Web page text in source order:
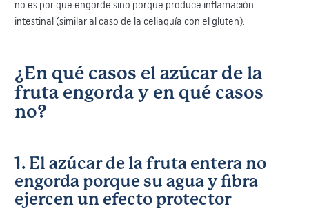
no es por que engorde sino porque produce inflamación
intestinal (similar al caso de la celiaquía con el gluten).
¿En qué casos el azúcar de la
fruta engorda y en qué casos
no?
1. El azúcar de la fruta entera no
engorda porque su agua y fibra
ejercen un efecto protector